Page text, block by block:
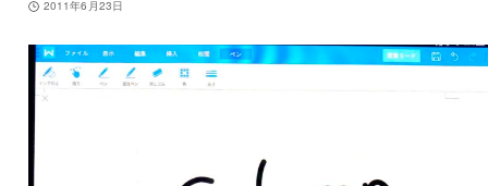
2011年6月23日